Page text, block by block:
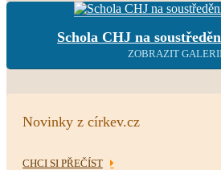
Schola CHJ na
ZOBRAZIT
Novinky z církev.cz
CHCI SI PŘEČÍST